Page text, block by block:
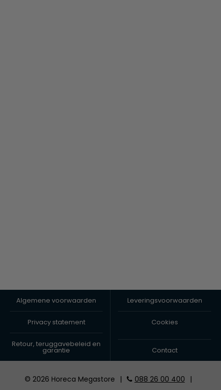
Algemene voorwaarden Leveringsvoorwaarden
Privacy statement Cookies
Retour, teruggavebeleid en
garantie Contact
© 2026 Horeca Megastore | 088 26 00 400 |